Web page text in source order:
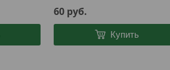
60 руб.
Купить